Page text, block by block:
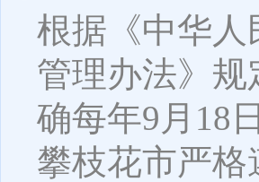
根据《中华
管理办法》
确每年9月18
攀枝花市严